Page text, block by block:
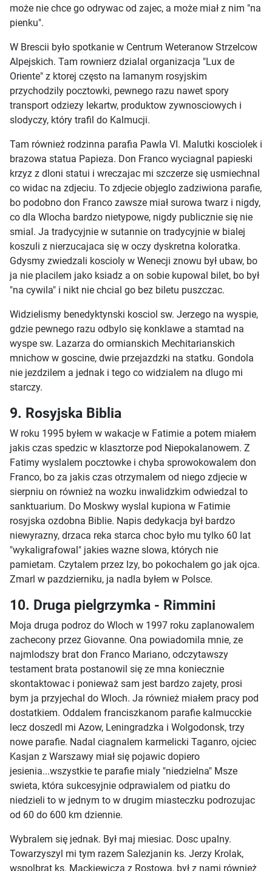
może nie chce go odrywac od zajec, a może miał z nim "na
pienku".
W Brescii było spotkanie w Centrum Weteranow Strzelcow
Alpejskich. Tam rownierz dzialal organizacja "Lux de
Oriente" z ktorej często na lamanym rosyjskim
przychodzily pocztowki, pewnego razu nawet spory
transport odziezy lekartw, produktow zywnosciowych i
slodyczy, który trafil do Kalmucji.
Tam również rodzinna parafia Pawla VI. Malutki kosciolek i
brazowa statua Papieza. Don Franco wyciagnal papieski
krzyz z dloni statui i wreczajac mi szczerze się usmiechnal
co widac na zdjeciu. To zdjecie objeglo zadziwiona parafie,
bo podobno don Franco zawsze miał surowa twarz i nigdy,
co dla Wlocha bardzo nietypowe, nigdy publicznie się nie
smial. Ja tradycyjnie w sutannie on tradycyjnie w bialej
koszuli z nierzucajaca się w oczy dyskretna koloratka.
Gdysmy zwiedzali koscioly w Wenecji znowu był ubaw, bo
ja nie placilem jako ksiadz a on sobie kupowal bilet, bo był
"na cywila" i nikt nie chcial go bez biletu puszczac.
Widzielismy benedyktynski kosciol sw. Jerzego na wyspie,
gdzie pewnego razu odbylo się konklawe a stamtad na
wyspe sw. Lazarza do ormianskich Mechitarianskich
mnichow w goscine, dwie przejazdzki na statku. Gondola
nie jezdzilem a jednak i tego co widzialem na dlugo mi
starczy.
9. Rosyjska Biblia
W roku 1995 byłem w wakacje w Fatimie a potem miałem
jakis czas spedzic w klasztorze pod Niepokalanowem. Z
Fatimy wyslalem pocztowke i chyba sprowokowalem don
Franco, bo za jakis czas otrzymalem od niego zdjecie w
sierpniu on również na wozku inwalidzkim odwiedzal to
sanktuarium. Do Moskwy wyslal kupiona w Fatimie
rosyjska ozdobna Biblie. Napis dedykacja był bardzo
niewyrazny, drzaca reka starca choc było mu tylko 60 lat
"wykaligrafowal" jakies wazne slowa, których nie
pamietam. Czytalem przez lzy, bo pokochalem go jak ojca.
Zmarl w pazdzierniku, ja nadla byłem w Polsce.
10. Druga pielgrzymka - Rimmini
Moja druga podroz do Wloch w 1997 roku zaplanowalem
zachecony przez Giovanne. Ona powiadomila mnie, ze
najmlodszy brat don Franco Mariano, odczytawszy
testament brata postanowil się ze mna koniecznie
skontaktowac i ponieważ sam jest bardzo zajety, prosi
bym ja przyjechal do Wloch. Ja również miałem pracy pod
dostatkiem. Oddalem franciszkanom parafie kalmucckie
lecz doszedl mi Azow, Leningradzka i Wolgodonsk, trzy
nowe parafie. Nadal ciagnalem karmelicki Taganro, ojciec
Kasjan z Warszawy miał się pojawic dopiero
jesienia...wszystkie te parafie mialy "niedzielna" Msze
swieta, która sukcesyjnie odprawialem od piatku do
niedzieli to w jednym to w drugim miasteczku podrozujac
od 60 do 600 km dziennie.
Wybralem się jednak. Był maj miesiac. Dosc upalny.
Towarzyszyl mi tym razem Salezjanin ks. Jerzy Krolak,
wspolbrat ks. Mackiewicza z Rostowa, był z nami również